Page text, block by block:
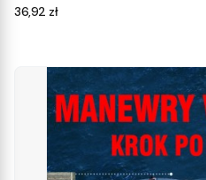
Cena
36,92 zł